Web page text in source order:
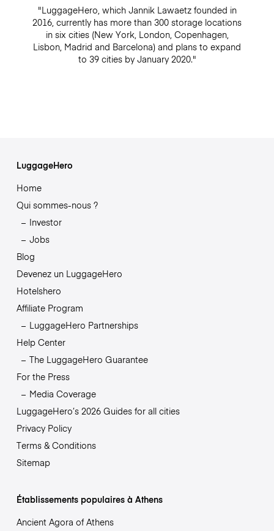
"LuggageHero, which Jannik Lawaetz founded in
2016, currently has more than 300 storage locations
in six cities (New York, London, Copenhagen,
Lisbon, Madrid and Barcelona) and plans to expand
to 39 cities by January 2020."
LuggageHero
Home
Qui sommes-nous ?
Investor
Jobs
Blog
Devenez un LuggageHero
Hotelshero
Affiliate Program
LuggageHero Partnerships
Help Center
The LuggageHero Guarantee
For the Press
Media Coverage
LuggageHero’s 2026 Guides for all cities
Privacy Policy
Terms & Conditions
Sitemap
Établissements populaires à Athens
Ancient Agora of Athens